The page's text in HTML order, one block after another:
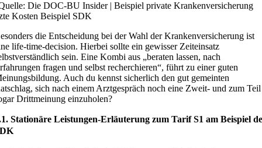
Die DOC-BU Insider | Beispiel private Krankenversicherung
Kosten Beispiel SDK
die Entscheidung bei der Wahl der Krankenversicherung ist
life-time-decision. Hierbei sollte ein gewisser Zeiteinsatz
sein. Eine Kombi aus „beraten lassen, nach
fragen und selbst recherchieren“, führt zu einer guten
Auch du kennst sicherlich den gut gemeinten
sich nach einem Arztgespräch noch eine Zweit- und zum Teil
Drittmeinung einzuholen?
Stationäre Leistungen-Erläuterung zum Tarif S1 am Beispiel